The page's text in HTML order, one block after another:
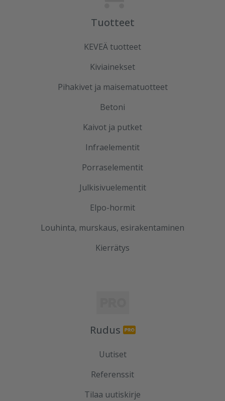
Tuotteet
KEVEÄ tuotteet
Kiviainekset
Pihakivet ja maisematuotteet
Betoni
Kaivot ja putket
Infraelementit
Porraselementit
Julkisivuelementit
Elpo-hormit
Louhinta, murskaus, esirakentaminen
Kierrätys
Rudus
Uutiset
Referenssit
Tilaa uutiskirje